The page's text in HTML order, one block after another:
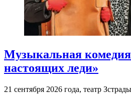
Музыкальная
настоящих леди»
21 сентября 2026 года, театр